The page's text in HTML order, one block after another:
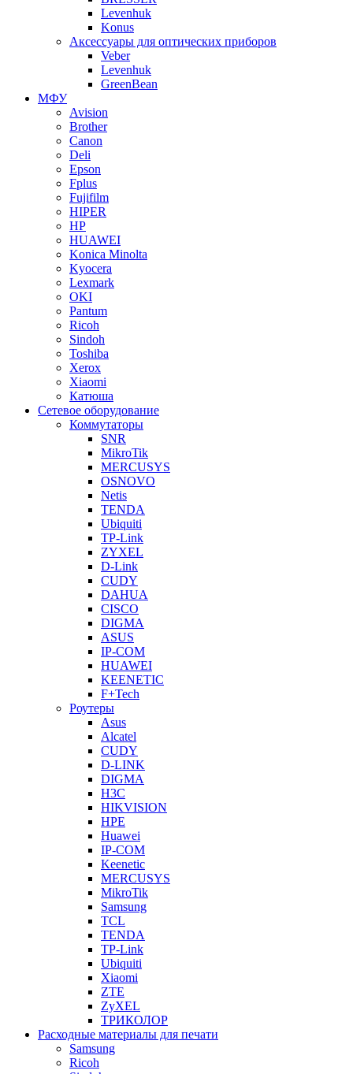
Levenhuk
Konus
Аксессуары для оптических приборов
Veber
Levenhuk
GreenBean
МФУ
Avision
Brother
Canon
Deli
Epson
Fplus
Fujifilm
HIPER
HP
HUAWEI
Konica Minolta
Kyocera
Lexmark
OKI
Pantum
Ricoh
Sindoh
Toshiba
Xerox
Xiaomi
Катюша
Сетевое оборудование
Коммутаторы
SNR
MikroTik
MERCUSYS
OSNOVO
Netis
TENDA
Ubiquiti
TP-Link
ZYXEL
D-Link
CUDY
DAHUA
CISCO
DIGMA
ASUS
IP-COM
HUAWEI
KEENETIC
F+Tech
Роутеры
Asus
Alcatel
CUDY
D-LINK
DIGMA
H3C
HIKVISION
HPE
Huawei
IP-COM
Keenetic
MERCUSYS
MikroTik
Samsung
TCL
TENDA
TP-Link
Ubiquiti
Xiaomi
ZTE
ZyXEL
ТРИКОЛОР
Расходные материалы для печати
Samsung
Ricoh